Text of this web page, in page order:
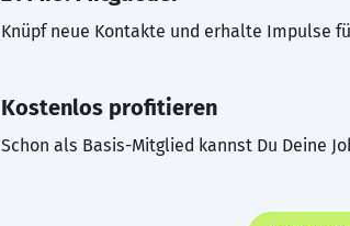
Knüpf neue Kontakte und erhalte Impulse
Kostenlos profitieren
Schon als Basis-Mitglied kannst Du Deine